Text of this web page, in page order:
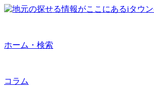
ホーム・検索
コラム